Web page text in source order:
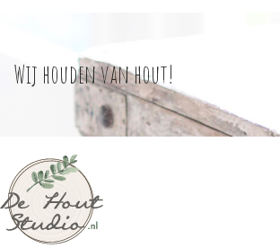
Wij houden van hout!